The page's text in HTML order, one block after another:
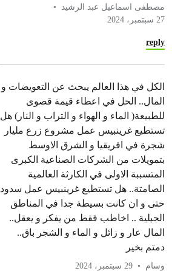
مصطفى اسماعيل عبد الرشيد
27 سبتمبر، 2024
reply
الكل في ھذا العالم يبحث عن التعويضات و
المال.. الحل في اعطاء قيمة قصوى
للطبيعة( الماء و الھواء و التراب و النار) ھل
تستطيع غرينبيس عمل مشروع زرع مليار
شجرة في افريقيا و الشرق الاوسط
بتمويلات من الشركات الصناعية الكبرى
المتسببة الاولى في الكارثة العالمية
الصامتة.. ھل تستطيع غرينبيس عمل سدود
حتى و ان كانت بسيطة جدا في المناطق
الجبلية .. اخاطب فقط من يفكر و يعقل..
المال عار و زائل و الماء و الشجر باق..
دمتم بخير
وسام 29 سبتمبر، 2024